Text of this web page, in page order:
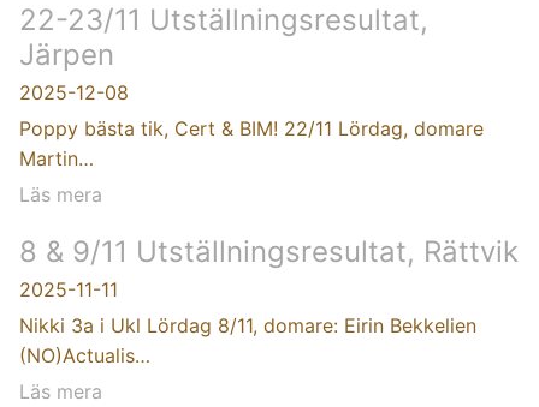
22-23/11 Utställningsresultat,
Järpen
2025-12-08
Poppy bästa tik, Cert & BIM! 22/11 Lördag, domare
Martin…
Läs mera
8 & 9/11 Utställningsresultat, Rättvik
2025-11-11
Nikki 3a i Ukl Lördag 8/11, domare: Eirin Bekkelien
(NO)Actualis…
Läs mera